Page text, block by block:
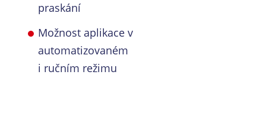
praskání
Možnost aplikace v
automatizovaném
i ručním režimu